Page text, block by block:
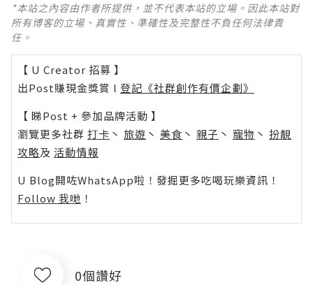
*本站之內容由作者所提供，並不代表本站的立場。因此本站對
所有博客的立場、真實性、準確性及完整性不負任何法律責
任。
【 U Creator 招募 】
出Post賺現金獎賞 l 登記《社群創作有價企劃》
【 睇Post + 參加品牌活動 】
瀏覽更多社群 打卡 丶 旅遊 丶 美食 丶 親子 丶 寵物 丶 扮靚
攻略及 活動情報
U Blog開咗WhatsApp啦！發掘更多吃喝玩樂資訊！
Follow 我哋 ！
0個讚好